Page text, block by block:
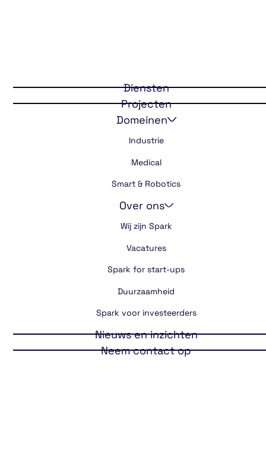
Diensten
Projecten
Domeinen
Industrie
Medical
Smart & Robotics
Over ons
Wij zijn Spark
Vacatures
Spark for start-ups
Duurzaamheid
Spark voor investeerders
Nieuws en inzichten
Neem contact op